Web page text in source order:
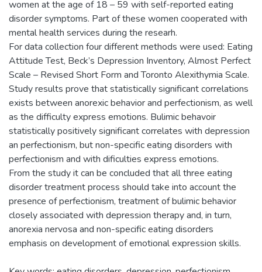
women at the age of 18 – 59 with self-reported eating
disorder symptoms. Part of these women cooperated with
mental health services during the researh.
For data collection four different methods were used: Eating
Attitude Test, Beck’s Depression Inventory, Almost Perfect
Scale – Revised Short Form and Toronto Alexithymia Scale.
Study results prove that statistically significant correlations
exists between anorexic behavior and perfectionism, as well
as the difficulty express emotions. Bulimic behavoir
statistically positively significant correlates with depression
an perfectionism, but non-specific eating disorders with
perfectionism and with dificulties express emotions.
From the study it can be concluded that all three eating
disorder treatment process should take into account the
presence of perfectionism, treatment of bulimic behavior
closely associated with depression therapy and, in turn,
anorexia nervosa and non-specific eating disorders
emphasis on development of emotional expression skills.